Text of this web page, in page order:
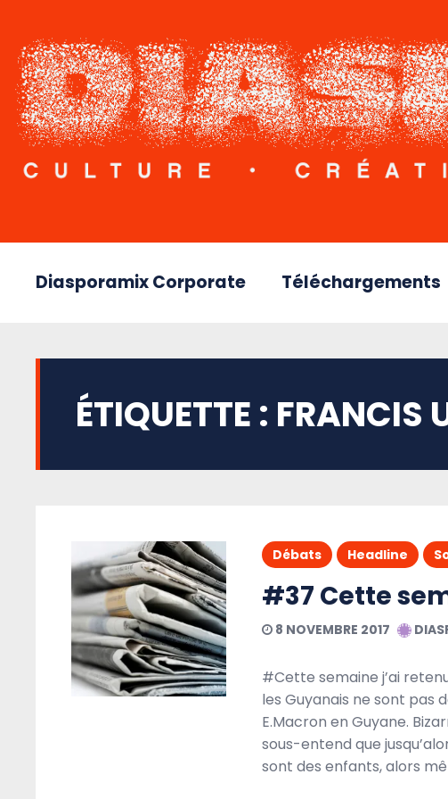
Diasporamix Corporate Téléchargements
ÉTIQUETTE : FRANCIS
Débats Headline
#37 Cette
8 NOVEMBRE 2017
#Cette semaine j’ai
les Guyanais ne sont pas
E.Macron en Guyane.
sous-entend que
sont des enfants, alors